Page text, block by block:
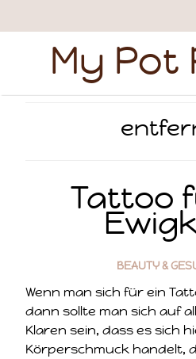
My Pot
Tattoo
BEAUTY &
Wenn man sich für ein
dann sollte man sich auf
Klaren sein, dass es sich
Körperschmuck handelt,